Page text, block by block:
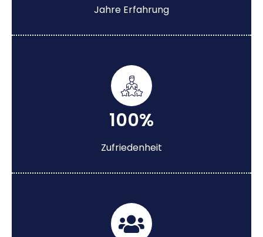
Jahre Erfahrung
100%
Zufriedenheit